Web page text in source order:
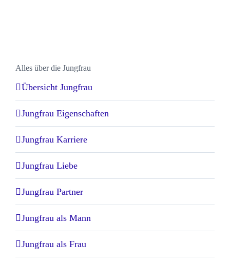
Alles über die Jungfrau
Übersicht Jungfrau
Jungfrau Eigenschaften
Jungfrau Karriere
Jungfrau Liebe
Jungfrau Partner
Jungfrau als Mann
Jungfrau als Frau